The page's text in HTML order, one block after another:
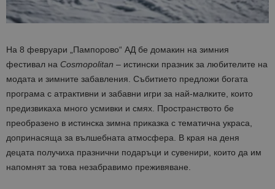
На 8 февруари „Пампорово“ АД бе домакин на зимния
фестивал на Cosmopolitan – истински празник за любителите на
модата и зимните забавления. Събитието предложи богата
програма с атрактивни и забавни игри за най-малките, които
предизвикаха много усмивки и смях. Пространството бе
преобразено в истинска зимна приказка с тематична украса,
допринасяща за вълшебната атмосфера. В края на деня
децата получиха празнични подаръци и сувенири, които да им
напомнят за това незабравимо преживяване.